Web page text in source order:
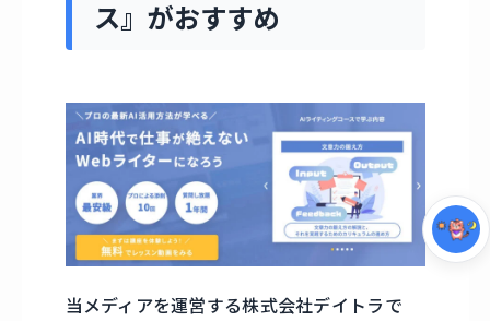
ス』がおすすめ
当メディアを運営する株式会社デイトラで